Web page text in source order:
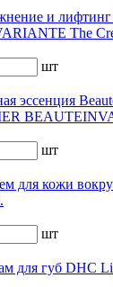
и
The
шт
эссенция
шт
кожи
шт
для губ DHC